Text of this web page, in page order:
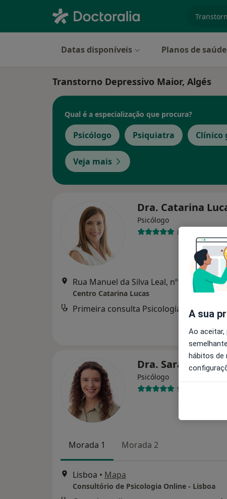
Datas disponíveis Planos de saúde
Transtorno Depressivo Maior, Algés
Qual é a especialização que procura?
Psicólogo Psiquiatra Clínico
Veja mais
Dra. Catarina
Psicólogo
86 opiniões
Rua Manuel da Silva Leal, nº 7A, Lisboa•
Centro Catarina Lucas
Primeira consulta Psicologia
Dra. Sara Paiva
Psicólogo
91 opiniões
Morada 1 Morada 2
Lisboa • Mapa
Consultório de Psicologia Online - Lisboa
A sua
Ao
hábitos de